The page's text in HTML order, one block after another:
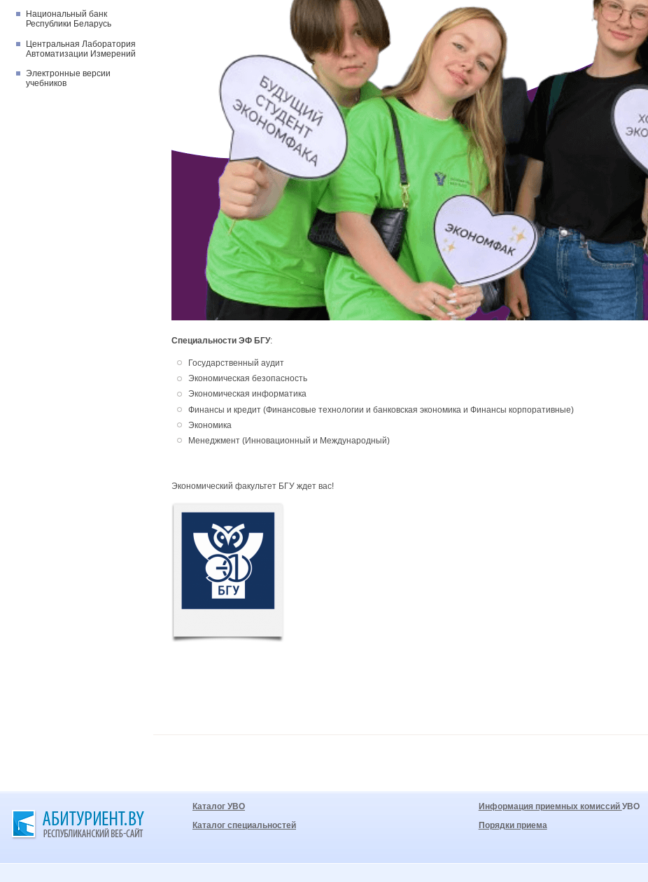
Национальный банк
Республики Беларусь
Центральная Лаборатория
Автоматизации Измерений
Электронные версии
учебников
Специальности ЭФ БГУ:
Государственный аудит
Экономическая безопасность
Экономическая информатика
Финансы и кредит (Финансовые технологии и банковская экономика и Финансы корпоративные)
Экономика
Менеджмент (Инновационный и Международный)
Экономический факультет БГУ ждет вас!
Каталог УВО
Каталог специальностей
Информация приемных комиссий УВО
Порядки приема